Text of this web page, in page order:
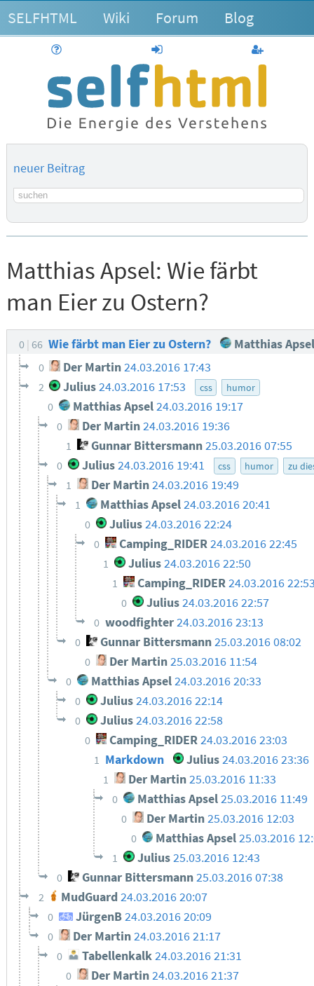
SELFHTML Wiki Forum Blog
anmelden
neuer Beitrag
Suchbegriff
Matthias Apsel: Wie färbt
man Eier zu Ostern?
0 66 Wie färbt man Eier zu Ostern? Matthias Apsel
0 Der Martin24.03.2016 17:43
2 Julius24.03.2016 17:53 css humor
0 Matthias Apsel 24.03.2016 19:17
0 Der Martin24.03.2016 19:36
1 Gunnar Bittersmann25.03.2016 07:55
0 Julius24.03.2016 19:41 css humor zu
1 Der Martin24.03.2016 19:49
1 Matthias Apsel24.03.2016 20:41
0 Julius24.03.2016 22:24
0 Camping_RIDER 24.03.2016 22:45
1 Julius24.03.2016 22:50
1 Camping_RIDER24.03.2016
0 Julius24.03.2016 22:57
0 woodfighter24.03.2016 23:13
0 Gunnar Bittersmann25.03.2016 08:02
0 Der Martin25.03.2016 11:54
0 Matthias Apsel24.03.2016 20:33
0 Julius24.03.2016 22:14
0 Julius24.03.2016 22:58
0 Camping_RIDER24.03.2016 23:03
1 Markdown Julius24.03.2016 23:36
1 Der Martin25.03.2016 11:33
0 Matthias Apsel25.03.2016 11:49
0 Der Martin25.03.2016 12:03
0 Matthias Apsel25.03.2016
1 Julius25.03.2016 12:43
0 Gunnar Bittersmann25.03.2016 07:38
2 MudGuard 24.03.2016 20:07
0 JürgenB24.03.2016 20:09
0 Der Martin 24.03.2016 21:17
0 Tabellenkalk24.03.2016 21:31
0 Der Martin24.03.2016 21:37